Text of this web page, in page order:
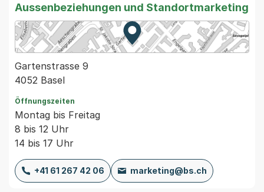
Aussenbeziehungen und Standortmarketing
Zur Karte von MapBS.
Externer Link, wird in einem
Gartenstrasse 9
4052 Basel
Öffnungszeiten
Montag bis Freitag
8 bis 12 Uhr
14 bis 17 Uhr
+41 61 267 42 06 marketing@bs.ch